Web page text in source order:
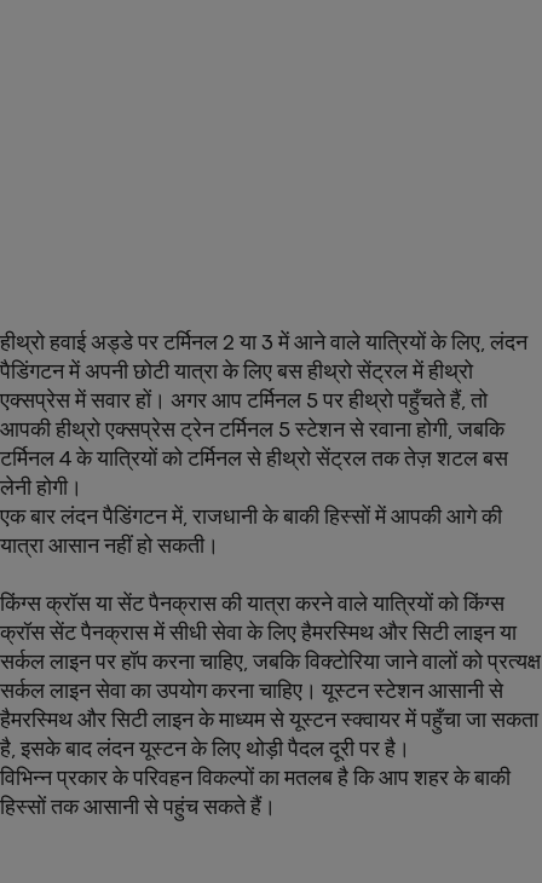
हीथ्रो हवाई अड्डे पर टर्मिनल 2 या 3 में आने वाले यात्रियों के लिए, लंदन
पैडिंगटन में अपनी छोटी यात्रा के लिए बस हीथ्रो सेंट्रल में हीथ्रो
एक्सप्रेस में सवार हों। अगर आप टर्मिनल 5 पर हीथ्रो पहुँचते हैं, तो
आपकी हीथ्रो एक्सप्रेस ट्रेन टर्मिनल 5 स्टेशन से रवाना होगी, जबकि
टर्मिनल 4 के यात्रियों को टर्मिनल से हीथ्रो सेंट्रल तक तेज़ शटल बस
लेनी होगी।
एक बार लंदन पैडिंगटन में, राजधानी के बाकी हिस्सों में आपकी आगे की
यात्रा आसान नहीं हो सकती।
किंग्स क्रॉस या सेंट पैनक्रास की यात्रा करने वाले यात्रियों को किंग्स
क्रॉस सेंट पैनक्रास में सीधी सेवा के लिए हैमरस्मिथ और सिटी लाइन या
सर्कल लाइन पर हॉप करना चाहिए, जबकि विक्टोरिया जाने वालों को प्रत्यक्ष
सर्कल लाइन सेवा का उपयोग करना चाहिए। यूस्टन स्टेशन आसानी से
हैमरस्मिथ और सिटी लाइन के माध्यम से यूस्टन स्क्वायर में पहुँचा जा सकता
है, इसके बाद लंदन यूस्टन के लिए थोड़ी पैदल दूरी पर है।
विभिन्न प्रकार के परिवहन विकल्पों का मतलब है कि आप शहर के बाकी
हिस्सों तक आसानी से पहुंच सकते हैं।